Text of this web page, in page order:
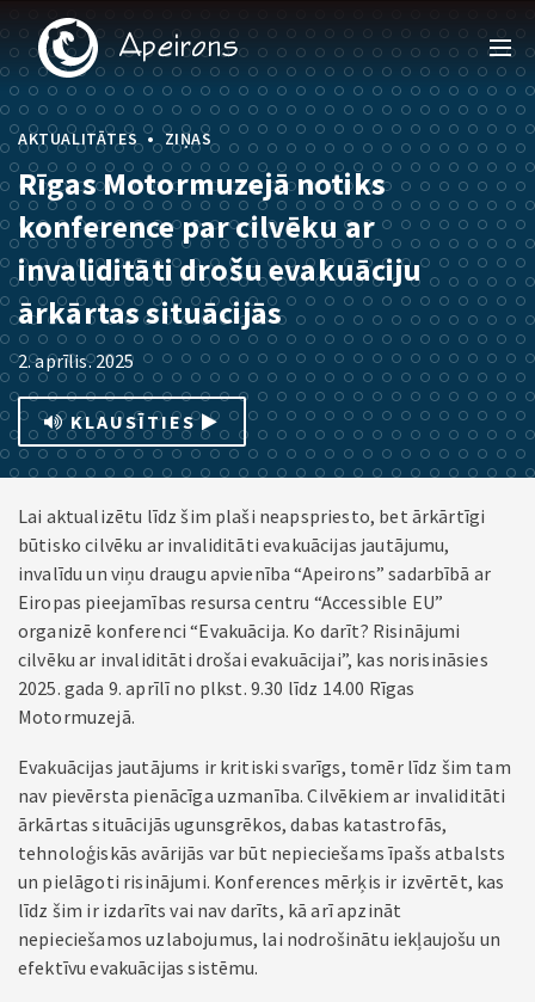
AKTUALITĀTES • ZIŅAS
Rīgas Motormuzejā notiks
konference par cilvēku ar
invaliditāti drošu evakuāciju
ārkārtas situācijās
2. aprīlis. 2025
KLAUSĪTIES
Lai aktualizētu līdz šim plaši neapspriesto, bet ārkārtīgi
būtisko cilvēku ar invaliditāti evakuācijas jautājumu,
invalīdu un viņu draugu apvienība “Apeirons” sadarbībā ar
Eiropas pieejamības resursa centru “Accessible EU”
organizē konferenci “Evakuācija. Ko darīt? Risinājumi
cilvēku ar invaliditāti drošai evakuācijai”, kas norisināsies
2025. gada 9. aprīlī no plkst. 9.30 līdz 14.00 Rīgas
Motormuzejā.
Evakuācijas jautājums ir kritiski svarīgs, tomēr līdz šim tam
nav pievērsta pienācīga uzmanība. Cilvēkiem ar invaliditāti
ārkārtas situācijās ugunsgrēkos, dabas katastrofās,
tehnoloģiskās avārijās var būt nepieciešams īpašs atbalsts
un pielāgoti risinājumi. Konferences mērķis ir izvērtēt, kas
līdz šim ir izdarīts vai nav darīts, kā arī apzināt
nepieciešamos uzlabojumus, lai nodrošinātu iekļaujošu un
efektīvu evakuācijas sistēmu.